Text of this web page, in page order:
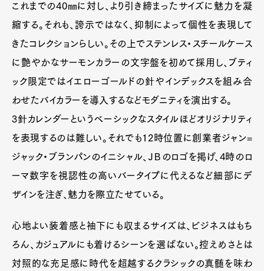
Art&DesignWatchFashion
Gourmet
Cars
ProductCultureLifestyle
Pen Membership
Magazine
Official Columnist
About
Contact
Pen Meet
Pen international Pen tw
これまでの40㎜に対し、より引き締まったサイズに魅力を凝
縮する。それも、誇示ではなく、抑制によって個性を表現して
きたコレクションらしい。その上でステンレス・スチールケース
に艶やかなサーモンカラーの文字盤を初めて採用し、ブティ
ック限定ではイエローゴールドの針やインデックスを組み合
わせたバイカラーを導入するなどモダニティを演出する。
3針カレンダーというベーシックなスタイルほどオリジナリティ
を表現するのは難しい。それでも12時位置に創業者ジャン=
ジャック・ブランパンのイニシャル、ＪＢのロゴを掲げ、4時のロ
ーマ数字を視認性の高いバータイプに代えるなど細部にデ
ザインを注ぎ、魅力を際立たせている。
心地よい装着感と袖下にも収まるサイズは、ビジネスはもち
ろん、カジュアルにも着けるシーンを選ばない。控えめさとは
対照的な充足感に時代を超越するクラシックの真髄を味わ